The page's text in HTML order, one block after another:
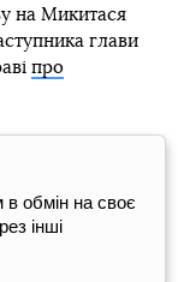
на Микитася
глави
про
в обмін на своє
інші